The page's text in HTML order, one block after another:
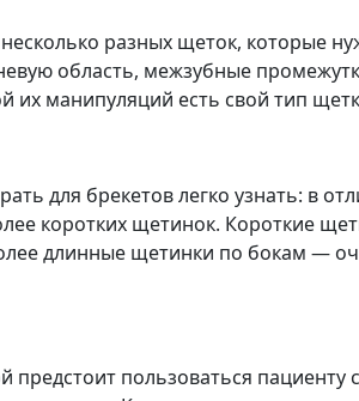
разных щеток, которые
область, межзубные
их манипуляций есть свой тип
для брекетов легко узнать: в
коротких щетинок. Короткие
длинные щетинки по бокам —
предстоит пользоваться пациенту